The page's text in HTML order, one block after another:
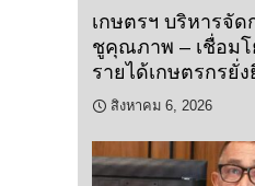
เกษตรฯ บริหารจัด
ชูคุณภาพ – เชื่อมโ
รายได้เกษตรกรยั่
สิงหาคม 6, 2026